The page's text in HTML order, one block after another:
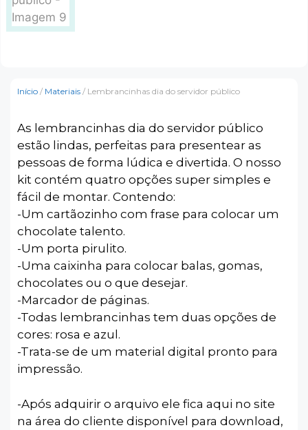
Início / Materiais / Lembrancinhas dia do servidor público
As lembrancinhas dia do servidor público
estão lindas, perfeitas para presentear as
pessoas de forma lúdica e divertida. O nosso
kit contém quatro opções super simples e
fácil de montar. Contendo:
-Um cartãozinho com frase para colocar um
chocolate talento.
-Um porta pirulito.
-Uma caixinha para colocar balas, gomas,
chocolates ou o que desejar.
-Marcador de páginas.
-Todas lembrancinhas tem duas opções de
cores: rosa e azul.
-Trata-se de um material digital pronto para
impressão.
-Após adquirir o arquivo ele fica aqui no site
na área do cliente disponível para download,